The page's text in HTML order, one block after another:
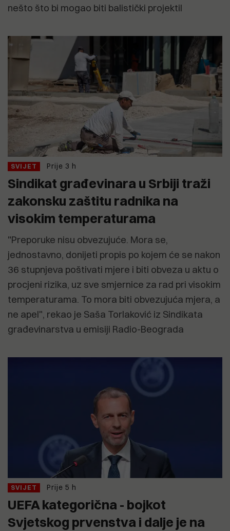
nešto što bi mogao biti balistički projektil
SVIJET Prije 3 h
Sindikat građevinara u Srbiji traži
zakonsku zaštitu radnika na
visokim temperaturama
"Preporuke nisu obvezujuće. Mora se,
jednostavno, donijeti propis po kojem će se nakon
36 stupnjeva poštivati mjere i biti obveza u aktu o
procjeni rizika, uz sve smjernice za rad pri visokim
temperaturama. To mora biti obvezujuća mjera, a
ne apel", rekao je Saša Torlaković iz Sindikata
građevinarstva u emisiji Radio-Beograda
SVIJET Prije 5 h
UEFA kategorična - bojkot
Svjetskog prvenstva i dalje je na